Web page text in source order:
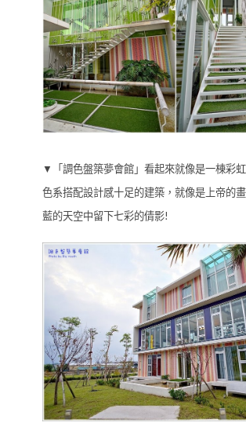
▼「調色盤築夢會館」看起來就像是一棟彩
色系搭配設計感十足的建築，就像是上帝的
藍的天空中留下七彩的倩影!